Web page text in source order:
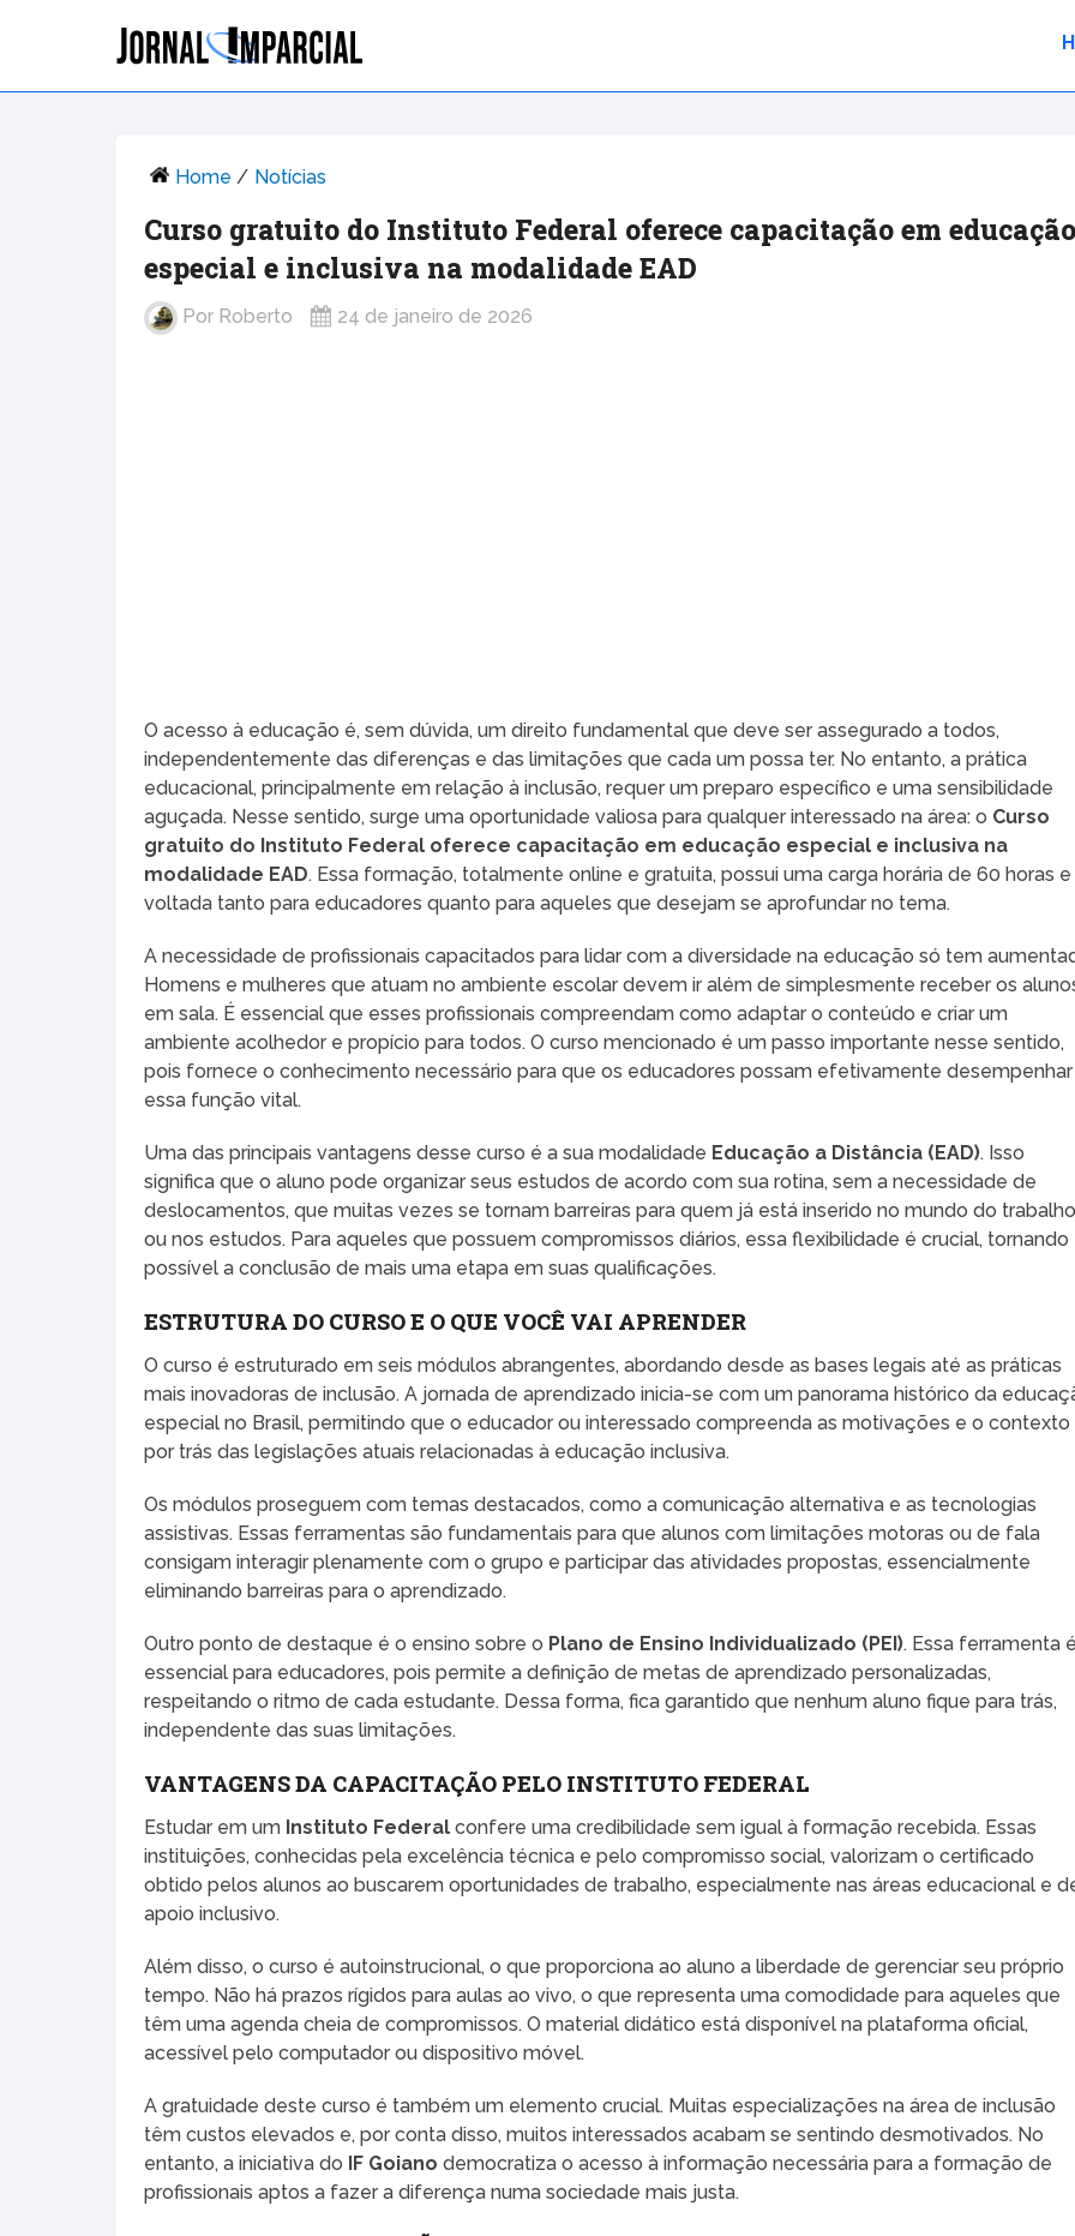
Home / Notícias
Curso gratuito do Instituto Federal oferece capacitação em
especial e inclusiva na modalidade EAD
Por Roberto 24 de janeiro de 2026
O acesso à educação é, sem dúvida, um direito fundamental que deve ser assegurado a todos,
independentemente das diferenças e das limitações que cada um possa ter. No entanto, a prática
educacional, principalmente em relação à inclusão, requer um preparo específico e uma sensibilidade
aguçada. Nesse sentido, surge uma oportunidade valiosa para qualquer interessado na área: o Curso
gratuito do Instituto Federal oferece capacitação em educação especial e inclusiva na
modalidade EAD. Essa formação, totalmente online e gratuita, possui uma carga horária de 60 horas
voltada tanto para educadores quanto para aqueles que desejam se aprofundar no tema.
A necessidade de profissionais capacitados para lidar com a diversidade na educação só tem
Homens e mulheres que atuam no ambiente escolar devem ir além de simplesmente receber os
em sala. É essencial que esses profissionais compreendam como adaptar o conteúdo e criar um
ambiente acolhedor e propício para todos. O curso mencionado é um passo importante nesse sentido,
pois fornece o conhecimento necessário para que os educadores possam efetivamente desempenhar
essa função vital.
Uma das principais vantagens desse curso é a sua modalidade Educação a Distância (EAD). Isso
significa que o aluno pode organizar seus estudos de acordo com sua rotina, sem a necessidade de
deslocamentos, que muitas vezes se tornam barreiras para quem já está inserido no mundo do
ou nos estudos. Para aqueles que possuem compromissos diários, essa flexibilidade é crucial, tornando
possível a conclusão de mais uma etapa em suas qualificações.
ESTRUTURA DO CURSO E O QUE VOCÊ VAI APRENDER
O curso é estruturado em seis módulos abrangentes, abordando desde as bases legais até as práticas
mais inovadoras de inclusão. A jornada de aprendizado inicia-se com um panorama histórico da
especial no Brasil, permitindo que o educador ou interessado compreenda as motivações e o contexto
por trás das legislações atuais relacionadas à educação inclusiva.
Os módulos proseguem com temas destacados, como a comunicação alternativa e as tecnologias
assistivas. Essas ferramentas são fundamentais para que alunos com limitações motoras ou de fala
consigam interagir plenamente com o grupo e participar das atividades propostas, essencialmente
eliminando barreiras para o aprendizado.
Outro ponto de destaque é o ensino sobre o Plano de Ensino Individualizado (PEI). Essa ferramenta
essencial para educadores, pois permite a definição de metas de aprendizado personalizadas,
respeitando o ritmo de cada estudante. Dessa forma, fica garantido que nenhum aluno fique para trás,
independente das suas limitações.
VANTAGENS DA CAPACITAÇÃO PELO INSTITUTO FEDERAL
Estudar em um Instituto Federal confere uma credibilidade sem igual à formação recebida. Essas
instituições, conhecidas pela excelência técnica e pelo compromisso social, valorizam o certificado
obtido pelos alunos ao buscarem oportunidades de trabalho, especialmente nas áreas educacional e
apoio inclusivo.
Além disso, o curso é autoinstrucional, o que proporciona ao aluno a liberdade de gerenciar seu próprio
tempo. Não há prazos rígidos para aulas ao vivo, o que representa uma comodidade para aqueles que
têm uma agenda cheia de compromissos. O material didático está disponível na plataforma oficial,
acessível pelo computador ou dispositivo móvel.
A gratuidade deste curso é também um elemento crucial. Muitas especializações na área de inclusão
têm custos elevados e, por conta disso, muitos interessados acabam se sentindo desmotivados. No
entanto, a iniciativa do IF Goiano democratiza o acesso à informação necessária para a formação de
profissionais aptos a fazer a diferença numa sociedade mais justa.